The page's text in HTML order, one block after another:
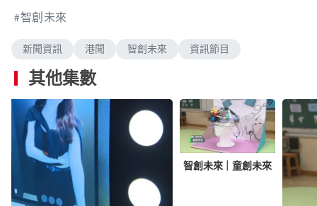
智創未來
新聞資訊 港聞 智創未來 資訊節目
其他集數
智創未來｜童創未來